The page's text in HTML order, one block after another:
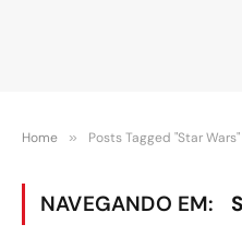
Home » Posts Tagged "Star
NAVEGANDO EM: